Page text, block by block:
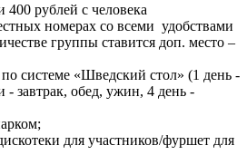
400 рублей с человека
номерах со всеми удобствами
группы ставится доп. место –
системе «Шведский стол» (1 день -
завтрак, обед, ужин, 4 день -
для участников/фуршет для